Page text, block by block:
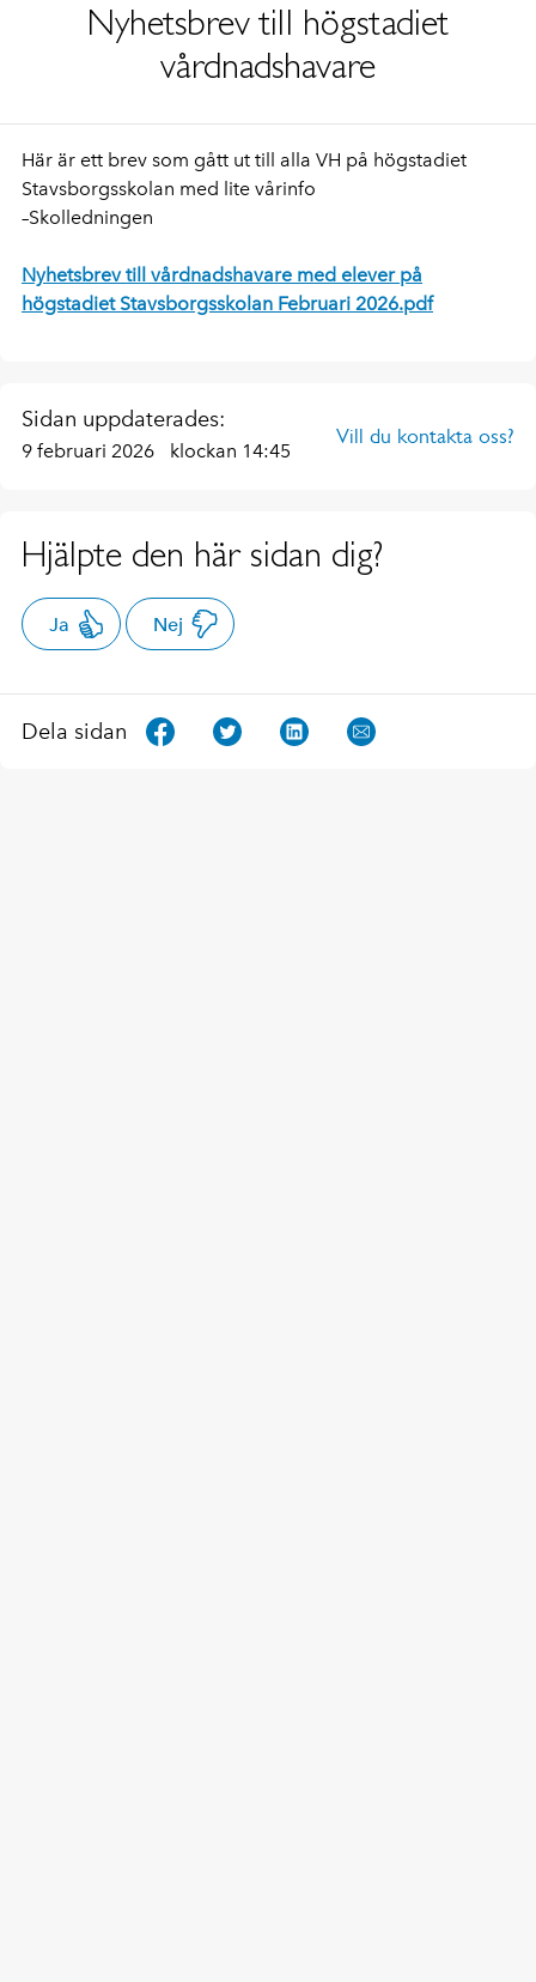
Nyhetsbrev till högstadiet
vårdnadshavare
Här är ett brev som gått ut till alla VH på högstadiet
Stavsborgsskolan med lite vårinfo
–Skolledningen
Nyhetsbrev till vårdnadshavare med elever på
högstadiet Stavsborgsskolan Februari 2026.pdf
Sidan uppdaterades:
9 februari 2026 klockan 14:45
Vill du kontakta oss?
Hjälpte den här sidan dig?
Ja Nej
Dela sidan